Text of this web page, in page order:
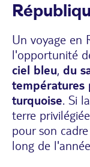
Un voyage en
l'opportunité
ciel bleu, du
températures
turquoise. Si
terre
pour son
long de